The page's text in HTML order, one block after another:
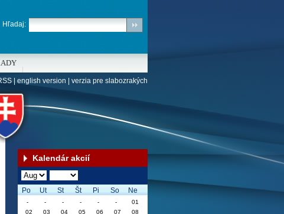
Kalendár akcií
Po Ut St Št Pi So Ne
Hľadaj:
| english version verzia pre slabozrakých